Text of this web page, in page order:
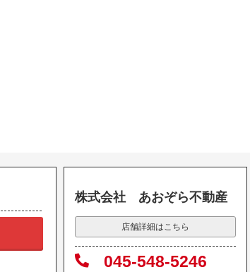
株式会社 あおぞら不動産
店舗詳細はこちら
045-548-5246